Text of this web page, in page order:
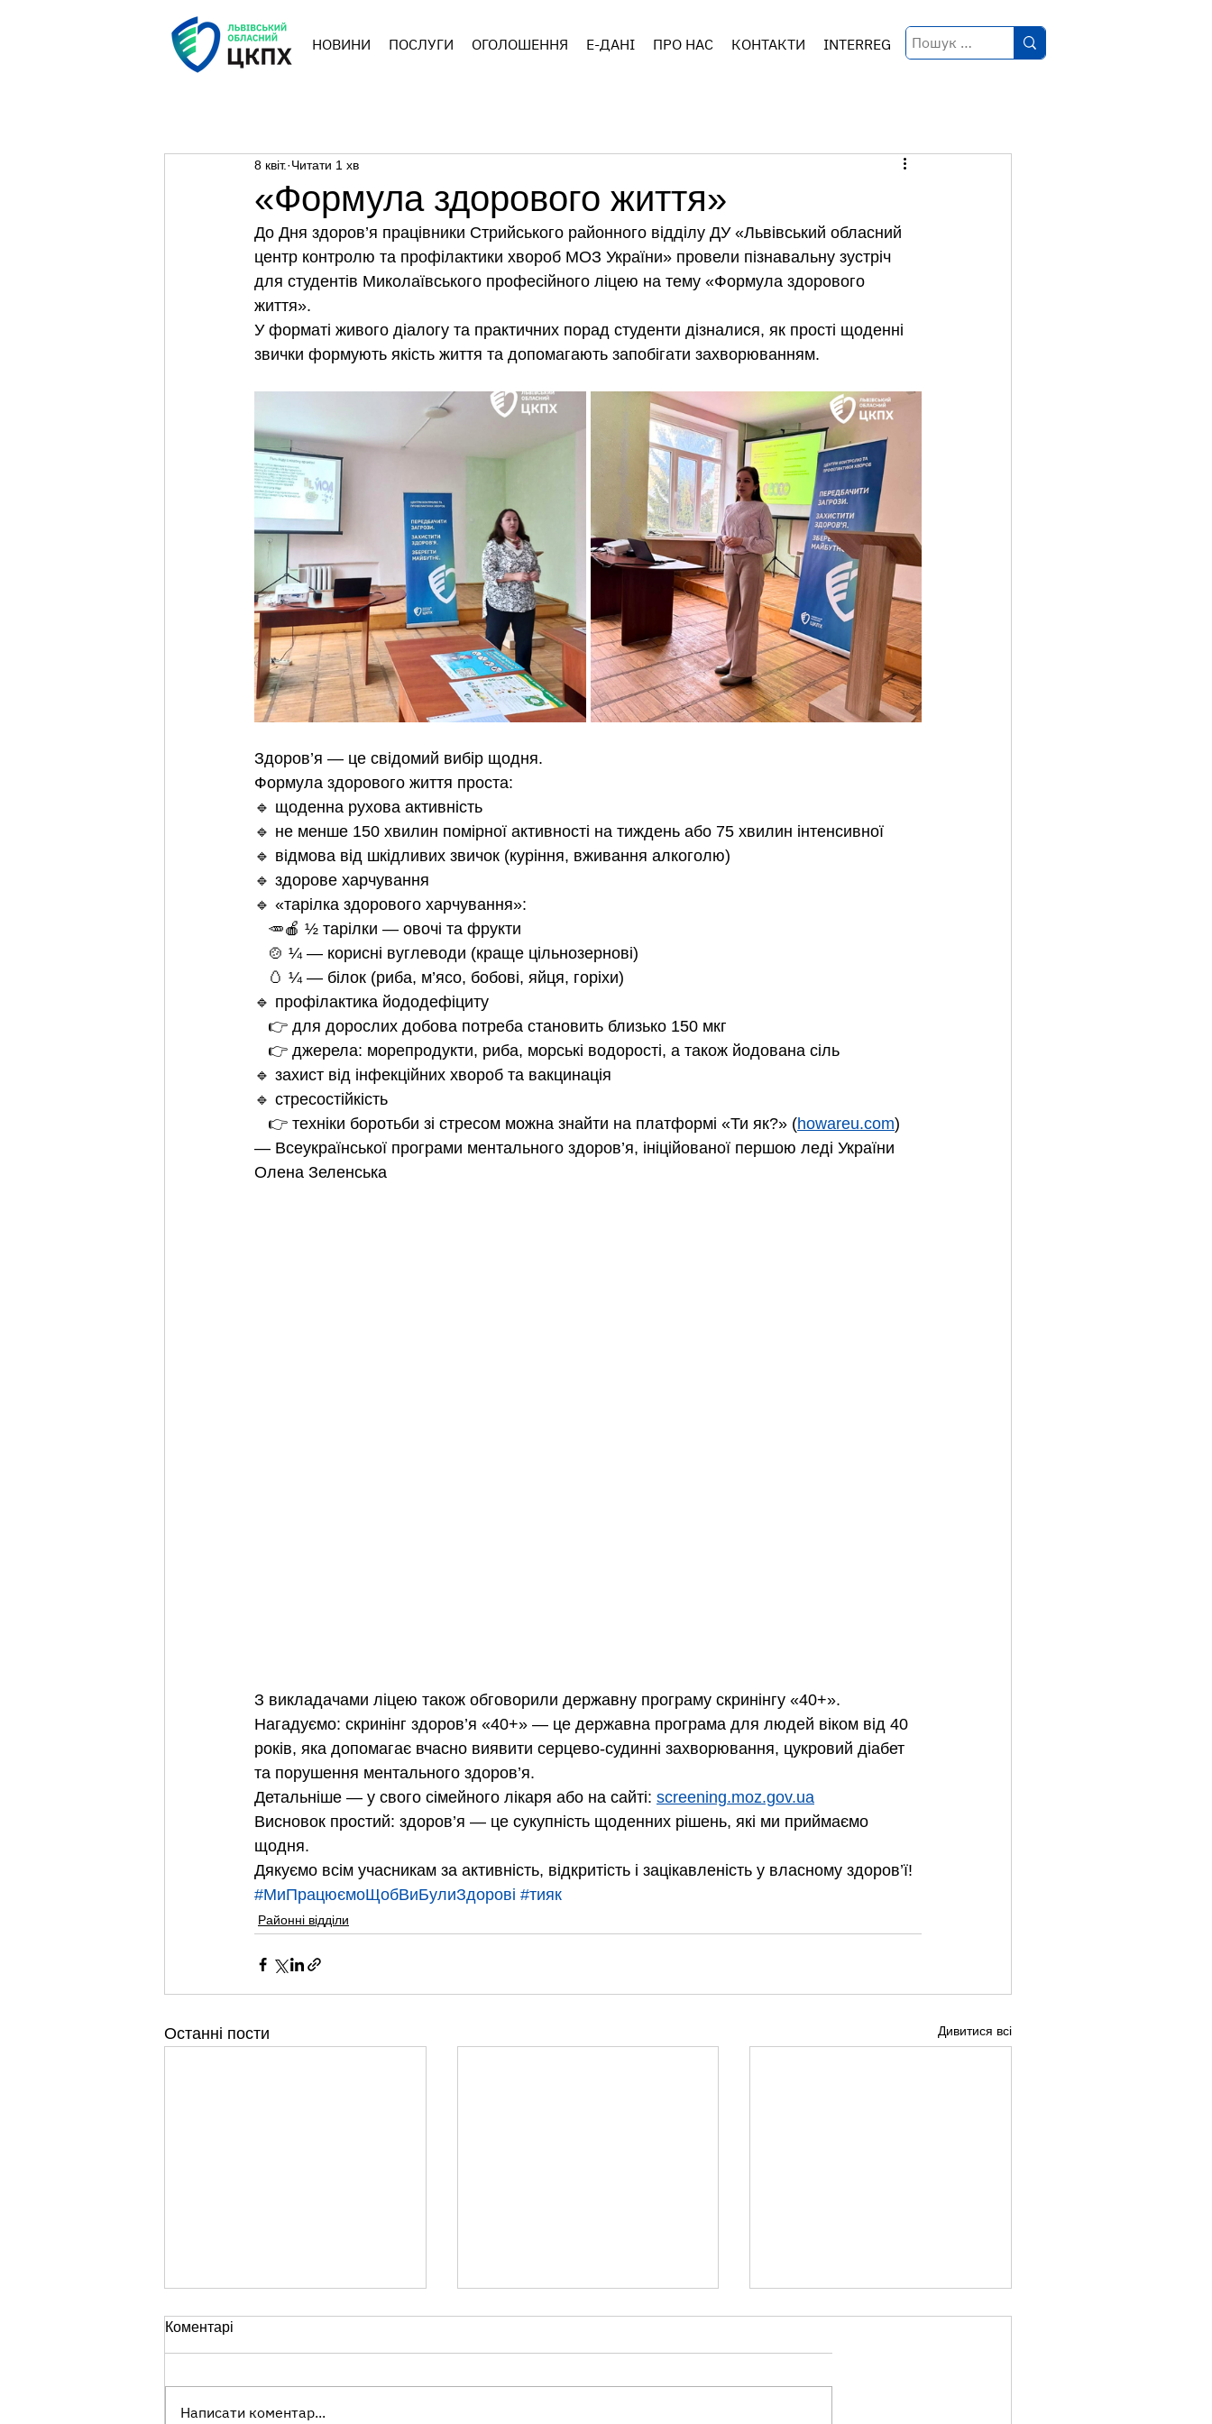
НОВИНИ ПОСЛУГИ ОГОЛОШЕННЯ E-ДАНІ ПРО НАС КОНТАКТИ INTERREG
«Формула здорового життя»
8 квіт. Читати 1 хв
До Дня здоров’я працівники Стрийського районного відділу ДУ «Львівський обласний
центр контролю та профілактики хвороб МОЗ України» провели пізнавальну зустріч
для студентів Миколаївського професійного ліцею на тему «Формула здорового
життя».
У форматі живого діалогу та практичних порад студенти дізналися, як прості щоденні
звички формують якість життя та допомагають запобігати захворюванням.
Здоров’я — це свідомий вибір щодня.
Формула здорового життя проста:
🔹 щоденна рухова активність
🔹 не менше 150 хвилин помірної активності на тиждень або 75 хвилин інтенсивної
🔹 відмова від шкідливих звичок (куріння, вживання алкоголю)
🔹 здорове харчування
🔹 «тарілка здорового харчування»:
   🥕🍎 ½ тарілки — овочі та фрукти
   🍲 ¼ — корисні вуглеводи (краще цільнозернові)
   🥚 ¼ — білок (риба, м’ясо, бобові, яйця, горіхи)
🔹 профілактика йододефіциту
   👉 для дорослих добова потреба становить близько 150 мкг
   👉 джерела: морепродукти, риба, морські водорості, а також йодована сіль
🔹 захист від інфекційних хвороб та вакцинація
🔹 стресостійкість
   👉 техніки боротьби зі стресом можна знайти на платформі «Ти як?» (
howareu.com)
— Всеукраїнської програми ментального здоров’я, ініційованої першою леді України
Олена Зеленська
З викладачами ліцею також обговорили державну програму скринінгу «40+».
Нагадуємо: скринінг здоров’я «40+» — це державна програма для людей віком від 40
років, яка допомагає вчасно виявити серцево-судинні захворювання, цукровий діабет
та порушення ментального здоров’я.
Детальніше — у свого сімейного лікаря або на сайті: screening.moz.gov.ua
Висновок простий: здоров’я — це сукупність щоденних рішень, які ми приймаємо
щодня.
Дякуємо всім учасникам за активність, відкритість і зацікавленість у власному здоров’ї!
#МиПрацюємоЩобВиБулиЗдорові #тияк
Районні відділи
Останні пости Дивитися всі
Коментарі
Написати коментар...